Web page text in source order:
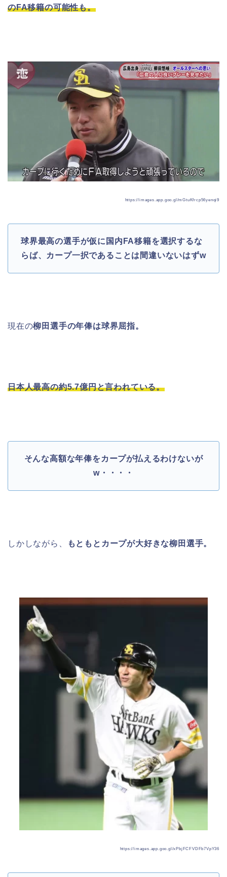
のFA移籍の可能性も。
https://images.app.goo.gl/mGtuKfrcp56yenqi9
球界最高の選手が仮に国内FA移籍を選択するな
らば、カープ一択であることは間違いないはずw
現在の柳田選手の年俸は球界屈指。
日本人最高の約5.7億円と言われている。
そんな高額な年俸をカープが払えるわけないが
w・・・・
しかしながら、 もともとカープが大好きな柳田選手。
https://images.app.goo.gl/xPbjFCFVDFb7VpY36